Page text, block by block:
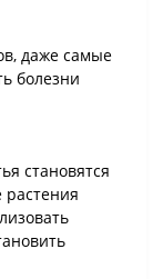
даже самые
болезни
становятся